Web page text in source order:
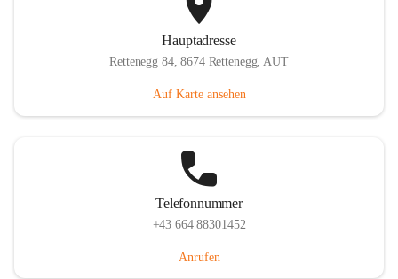
Hauptadresse
Rettenegg 84, 8674 Rettenegg, AUT
Auf Karte ansehen
Telefonnummer
+43 664 88301452
Anrufen